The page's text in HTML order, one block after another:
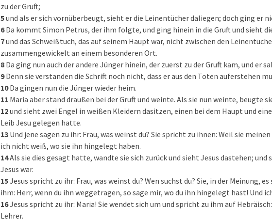
zu der Gruft;
5und als er sich vornüberbeugt, sieht er die Leinentücher daliegen; doch ging er
6Da kommt Simon Petrus, der ihm folgte, und ging hinein in die Gruft und sieht
7und das Schweißtuch, das auf seinem Haupt war, nicht zwischen den
zusammengewickelt an einem besonderen Ort.
8 Da ging nun auch der andere Jünger hinein, der zuerst zu der Gruft kam, und er
9Denn sie verstanden die Schrift noch nicht, dass er aus den Toten auferstehen
10Da gingen nun die Jünger wieder heim.
11 Maria aber stand draußen bei der Gruft und weinte. Als sie nun weinte, beugte
12und sieht zwei Engel in weißen Kleidern dasitzen, einen bei dem Haupt und
Leib Jesu gelegen hatte.
13 Und jene sagen zu ihr: Frau, was weinst du? Sie spricht zu ihnen: Weil sie
ich nicht weiß, wo sie ihn hingelegt haben.
14Als sie dies gesagt hatte, wandte sie sich zurück und sieht Jesus dastehen; und
Jesus war.
15Jesus spricht zu ihr: Frau, was weinst du? Wen suchst du? Sie, in der Meinung,
ihm: Herr, wenn du ihn weggetragen, so sage mir, wo du ihn hingelegt hast! Und
16Jesus spricht zu ihr: Maria! Sie wendet sich um und spricht zu ihm auf
Lehrer.